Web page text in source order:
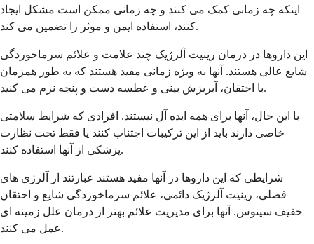
اینکه چه زمانی کمک می کنند و چه زمانی ممکن است مشکل ایجاد
کنند، استفاده ایمن و موثر را تضمین می کند.
این داروها در درمان رینیت آلرژیک چند علامت و علائم سرماخوردگی
شایع عالی هستند. آنها به ویژه زمانی مفید هستند که به طور همزمان
با احتقان، آبریزش بینی و عطسه دست و پنجه نرم می کنید.
با این حال، آنها برای همه ایده آل نیستند. افرادی که شرایط سلامتی
خاصی دارند باید از این ترکیبات اجتناب کنند یا فقط تحت نظارت
پزشکی از آنها استفاده کنند.
شرایطی که این داروها در آنها مفید هستند عبارتند از آلرژی های
فصلی، رینیت آلرژیک دائمی، علائم سرماخوردگی شایع و احتقان
خفیف سینوس. آنها برای مدیریت علائم بهتر از درمان علل زمینه ای
عمل می کنند.